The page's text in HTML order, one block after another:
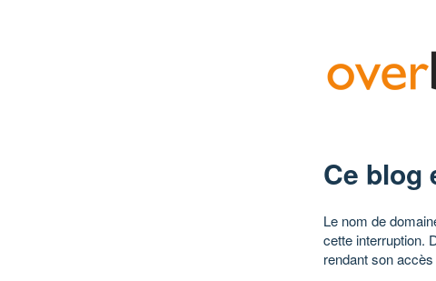
Ce blog
Le nom de
cette interruption.
rendant son